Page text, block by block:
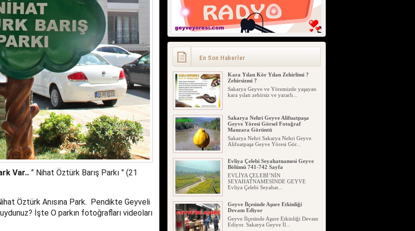
Var..” Nihat Öztürk Barış Parkı ” (21
Öztürk Anısına Park. Pendikte Geyveli
İşte O parkın fotoğrafları videoları
En Son Haberler
Karadenizin Cilvesi (Önemli) Aman
Dikkat Uyarıyoruz (video)
Karadenizin Cilvesi Aman Dikkat
Kara Yılan Kör Yılan Zehirlimi ?
Zehirsizmi ?
Sakarya Geyve ve Yöremizde yaşayan
kara yılan zehirsiz ve yararlı...
Sakarya Nehri Geyve Alifuatpaşa
Geyve Yöresi Görsel Fotoğraf
Manzara Görüntü
Sakarya Nehri Sakarya Nehri Geyve
Alifuatpaşa Geyve Yöresi Gör...
Evliya Çelebi Seyahatnamesi Geyve
Bölümü 741-742 Sayfa
EVLİYA ÇELEBİ’NİN
SEYAHATNAMESİNDE GEYVE
Evliya Çelebi Seyahat...
Geyve İlçesinde Aşure Etkinliği
Devam Ediyor
Geyve İlçesinde Aşure Etkinliği Devam
Ediyor. Sakarya Geyve İl...